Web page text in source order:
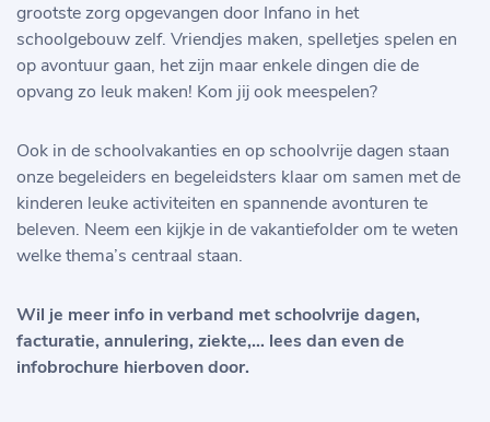
grootste zorg opgevangen door Infano in het
schoolgebouw zelf. Vriendjes maken, spelletjes spelen en
op avontuur gaan, het zijn maar enkele dingen die de
opvang zo leuk maken! Kom jij ook meespelen?
Ook in de schoolvakanties en op schoolvrije dagen staan
onze begeleiders en begeleidsters klaar om samen met de
kinderen leuke activiteiten en spannende avonturen te
beleven. Neem een kijkje in de vakantiefolder om te weten
welke thema’s centraal staan.
Wil je meer info in verband met schoolvrije dagen,
facturatie, annulering, ziekte,… lees dan even de
infobrochure hierboven door.